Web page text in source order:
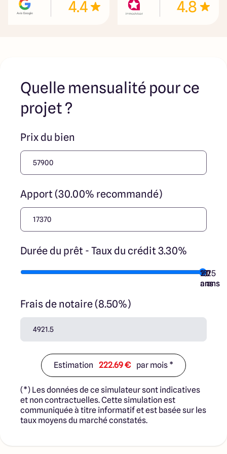
4.4 4.8
Quelle mensualité pour ce
projet ?
Prix du bien
Apport (30.00% recommandé)
Durée du prêt - Taux du crédit 3.30%
7
ans
10
ans
15
ans
20
ans
25
ans
Frais de notaire (8.50%)
Estimation 222.69 € par mois *
(*) Les données de ce simulateur sont indicatives
et non contractuelles. Cette simulation est
communiquée à titre informatif et est basée sur les
taux moyens du marché constatés.